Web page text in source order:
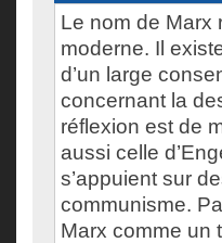
Le nom de Marx
moderne. Il
d’un large
concernant la
réflexion est de
aussi celle
s’appuient sur
communisme.
Marx comme un